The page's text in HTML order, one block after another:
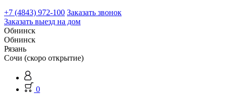
+7 (4843) 972-100 Заказать звонок
Заказать выезд на дом
Обнинск
Обнинск
Рязань
Сочи (скоро открытие)
0